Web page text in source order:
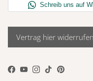
Vertrag hier widerrufen
Facebook
YouTube
Instagram
TikTokPinterest